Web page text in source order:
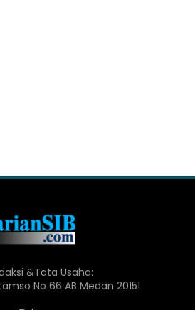
&Tata Usaha:
No 66 AB Medan 20151